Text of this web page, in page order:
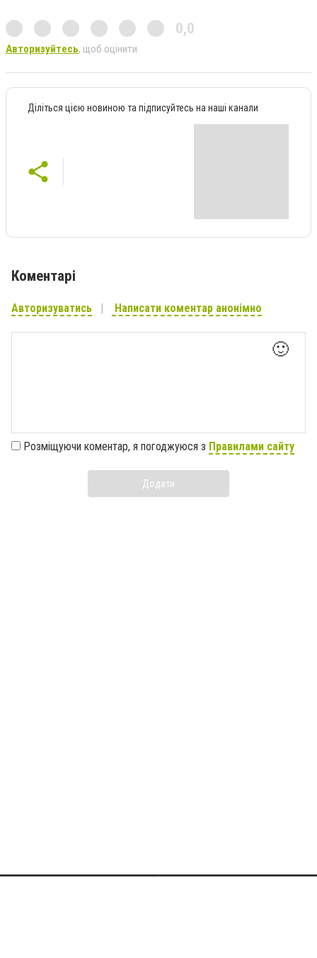
0,0
Авторизуйтесь, щоб оцінити
Діліться цією новиною та підписуйтесь на наші канали
Коментарі
Авторизуватись Написати коментар анонімно
🙂
Розміщуючи коментар, я погоджуюся з Правилами сайту
Додати